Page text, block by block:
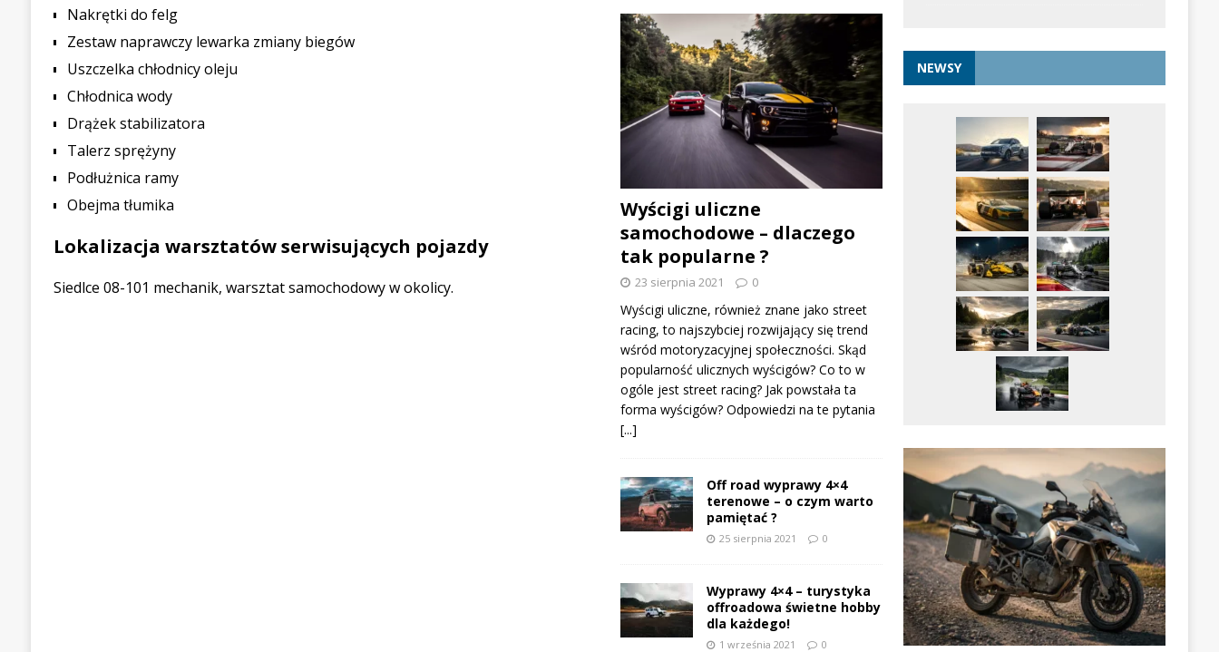
Nakrętki do felg
Zestaw naprawczy lewarka zmiany biegów
Uszczelka chłodnicy oleju
Chłodnica wody
Drążek stabilizatora
Talerz sprężyny
Podłużnica ramy
Obejma tłumika
Lokalizacja warsztatów serwisujących pojazdy
Siedlce 08-101 mechanik, warsztat samochodowy w okolicy.
Wyścigi uliczne
samochodowe – dlaczego
tak popularne ?
23 sierpnia 2021 0
Wyścigi uliczne, również znane jako street
racing, to najszybciej rozwijający się trend
wśród motoryzacyjnej społeczności. Skąd
popularność ulicznych wyścigów? Co to w
ogóle jest street racing? Jak powstała ta
forma wyścigów? Odpowiedzi na te pytania
[...]
Off road wyprawy 4×4
terenowe – o czym warto
pamiętać ?
25 sierpnia 2021 0
Wyprawy 4×4 – turystyka
offroadowa świetne hobby
dla każdego!
1 września 2021 0
NEWSY